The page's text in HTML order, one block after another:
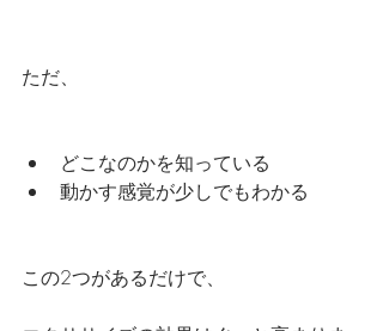
ただ、
どこなのかを知っている
動かす感覚が少しでもわかる
この2つがあるだけで、